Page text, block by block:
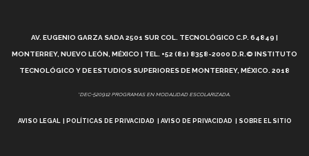
¿Cómo es el Modelo Educativo Tec? (video)
Vida Tec: Feminismo e Inteligencia Artificial, Paola
AV. EUGENIO GARZA SADA 2501 SUR COL. TECNOLÓGICO C.P. 64849 |
MONTERREY, NUEVO LEÓN, MÉXICO | TEL. +52 (81) 8358-2000 D.R.© INSTITUTO
TECNOLÓGICO Y DE ESTUDIOS SUPERIORES DE MONTERREY, MÉXICO. 2018
*DEC-520912 PROGRAMAS EN MODALIDAD ESCOLARIZADA.
AVISO LEGAL POLÍTICAS DE PRIVACIDAD AVISO DE PRIVACIDAD SOBRE EL SITIO